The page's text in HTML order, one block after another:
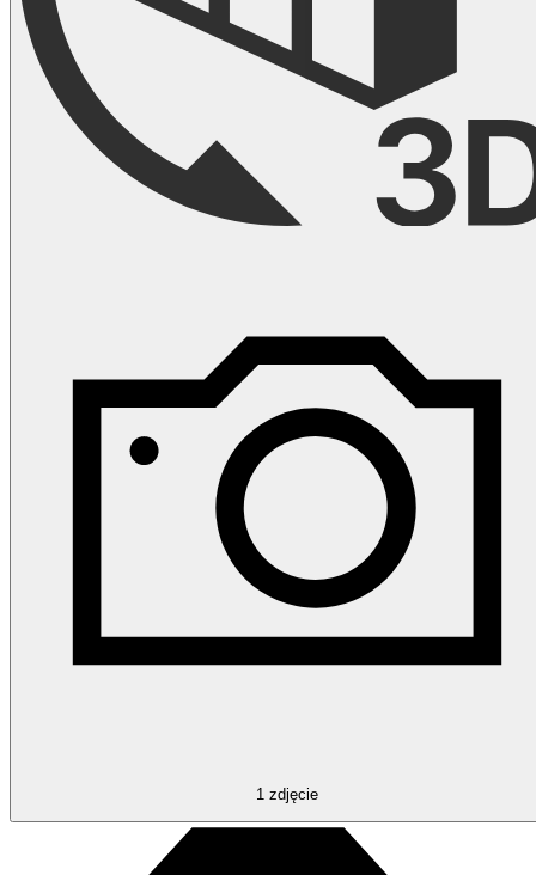
1 zdjęcie